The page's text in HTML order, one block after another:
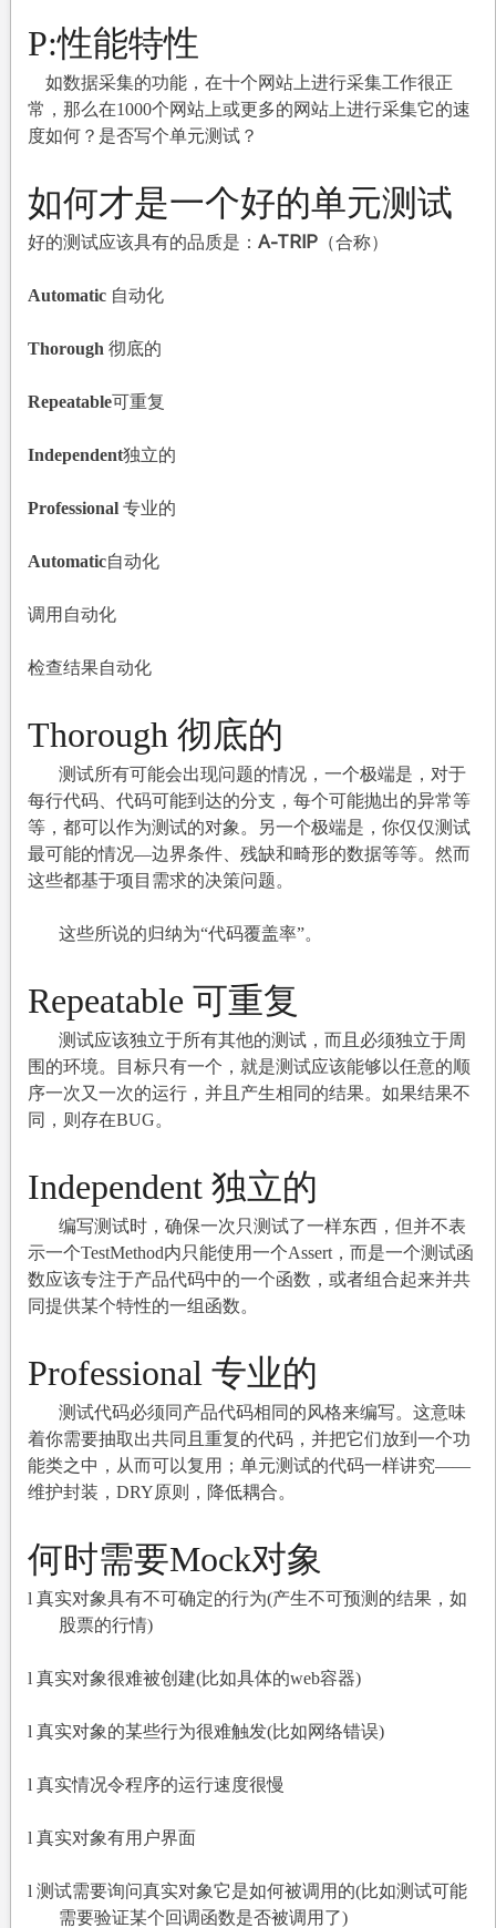
P:性能特性
如数据采集的功能，在十个网站上进行采集工作很正
常，那么在1000个网站上或更多的网站上进行采集它的速
度如何？是否写个单元测试？
如何才是一个好的单元测试
好的测试应该具有的品质是： A-TRIP（合称）
Automatic 自动化
Thorough 彻底的
Repeatable可重复
Independent独立的
Professional 专业的
Automatic自动化
调用自动化
检查结果自动化
Thorough 彻底的
测试所有可能会出现问题的情况，一个极端是，对于
每行代码、代码可能到达的分支，每个可能抛出的异常等
等，都可以作为测试的对象。另一个极端是，你仅仅测试
最可能的情况—边界条件、残缺和畸形的数据等等。然而
这些都基于项目需求的决策问题。
这些所说的归纳为“代码覆盖率”。
Repeatable 可重复
测试应该独立于所有其他的测试，而且必须独立于周
围的环境。目标只有一个，就是测试应该能够以任意的顺
序一次又一次的运行，并且产生相同的结果。如果结果不
同，则存在BUG。
Independent 独立的
编写测试时，确保一次只测试了一样东西，但并不表
示一个TestMethod内只能使用一个Assert，而是一个测试函
数应该专注于产品代码中的一个函数，或者组合起来并共
同提供某个特性的一组函数。
Professional 专业的
测试代码必须同产品代码相同的风格来编写。这意味
着你需要抽取出共同且重复的代码，并把它们放到一个功
能类之中，从而可以复用；单元测试的代码一样讲究——
维护封装，DRY原则，降低耦合。
何时需要Mock对象
l 真实对象具有不可确定的行为(产生不可预测的结果，如
股票的行情)
l 真实对象很难被创建(比如具体的web容器)
l 真实对象的某些行为很难触发(比如网络错误)
l 真实情况令程序的运行速度很慢
l 真实对象有用户界面
l 测试需要询问真实对象它是如何被调用的(比如测试可能
需要验证某个回调函数是否被调用了)